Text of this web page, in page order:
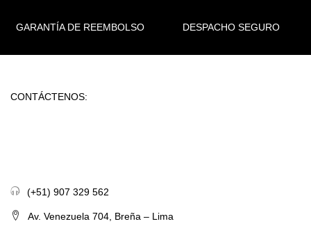
GARANTÍA DE REEMBOLSO DESPACHO SEGURO
CONTÁCTENOS:
(+51) 907 329 562
Av. Venezuela 704, Breña – Lima